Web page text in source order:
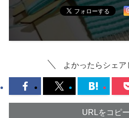
よかったらシェア
URLをコピ